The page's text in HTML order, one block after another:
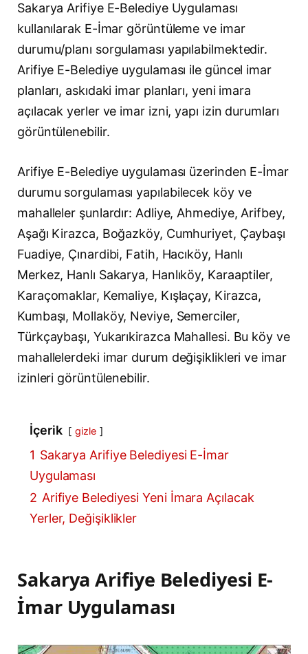
Sakarya Arifiye E-Belediye Uygulaması
kullanılarak E-İmar görüntüleme ve imar
durumu/planı sorgulaması yapılabilmektedir.
Arifiye E-Belediye uygulaması ile güncel imar
planları, askıdaki imar planları, yeni imara
açılacak yerler ve imar izni, yapı izin durumları
görüntülenebilir.
Arifiye E-Belediye uygulaması üzerinden E-İmar
durumu sorgulaması yapılabilecek köy ve
mahalleler şunlardır: Adliye, Ahmediye, Arifbey,
Aşağı Kirazca, Boğazköy, Cumhuriyet, Çaybaşı
Fuadiye, Çınardibi, Fatih, Hacıköy, Hanlı
Merkez, Hanlı Sakarya, Hanlıköy, Karaaptiler,
Karaçomaklar, Kemaliye, Kışlaçay, Kirazca,
Kumbaşı, Mollaköy, Neviye, Semerciler,
Türkçaybaşı, Yukarıkirazca Mahallesi. Bu köy ve
mahallelerdeki imar durum değişiklikleri ve imar
izinleri görüntülenebilir.
İçerik gizle
1 Sakarya Arifiye Belediyesi E-İmar
Uygulaması
2 Arifiye Belediyesi Yeni İmara Açılacak
Yerler, Değişiklikler
Sakarya Arifiye Belediyesi E-
İmar Uygulaması